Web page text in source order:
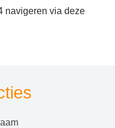
navigeren via deze